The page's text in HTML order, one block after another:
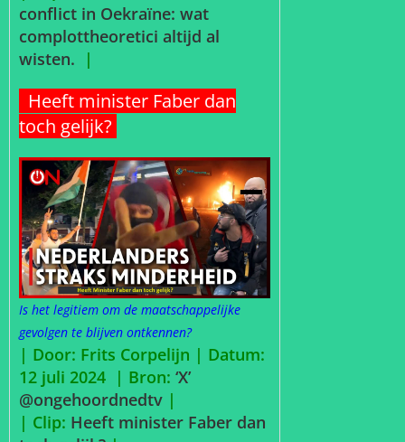
conflict in Oekraïne: wat
complottheoretici altijd al
wisten.
|
Heeft minister Faber dan
toch gelijk?
Is het legitiem om de maatschappelijke
gevolgen te blijven ontkennen?
| Door: Frits Corpelijn | Datum:
12 juli 2024 | Bron: ‘X’
@ongehoordnedtv |
| Clip: Heeft minister Faber dan